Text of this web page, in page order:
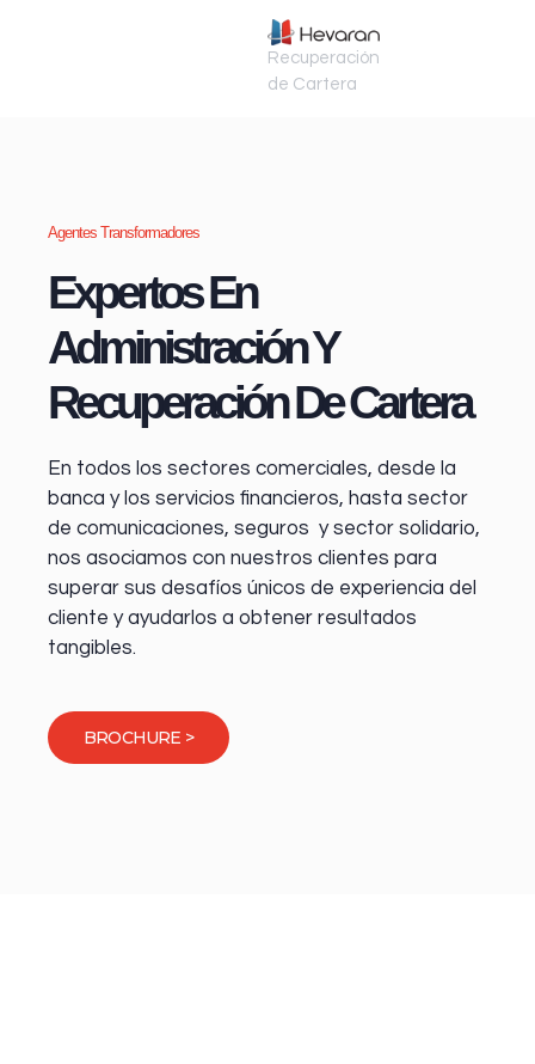
Recuperación
de Cartera
Agentes Transformadores
Expertos En
Administración Y
Recuperación De Cartera
En todos los sectores comerciales, desde la
banca y los servicios financieros, hasta sector
de comunicaciones, seguros y sector solidario,
nos asociamos con nuestros clientes para
superar sus desafíos únicos de experiencia del
cliente y ayudarlos a obtener resultados
tangibles.
BROCHURE >